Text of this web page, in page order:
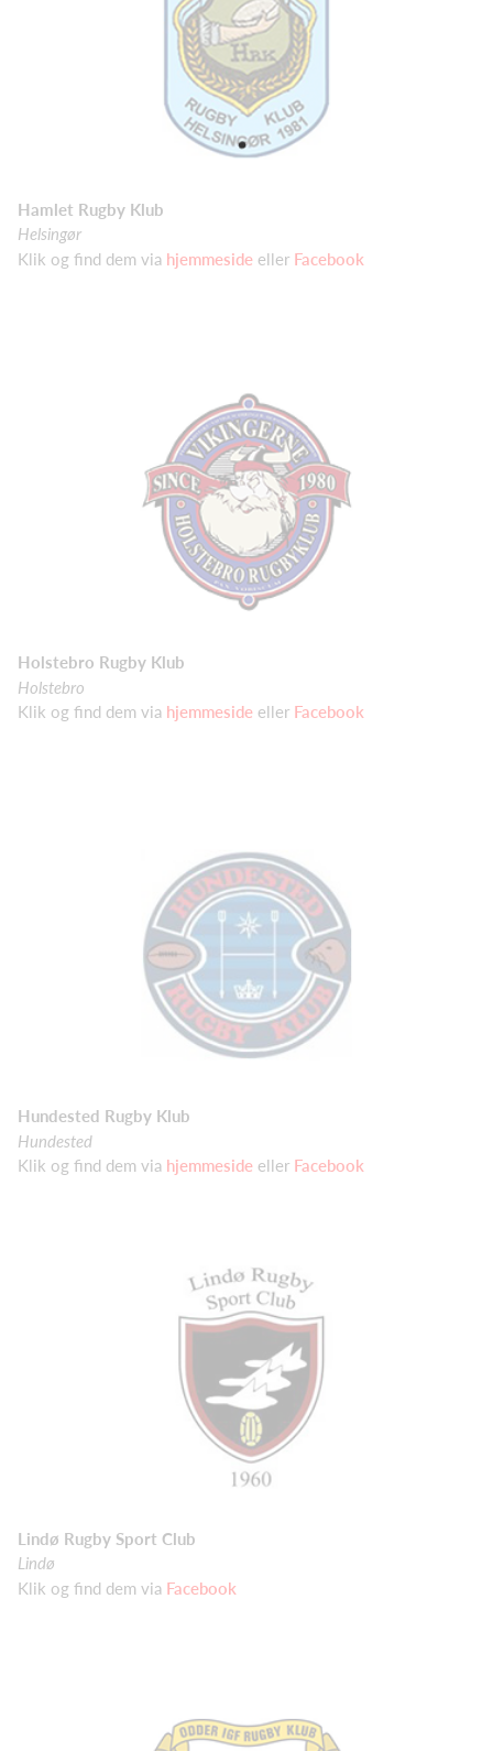
Hamlet Rugby Klub
Helsingør
Klik og find dem via hjemmeside eller Facebook
Holstebro Rugby Klub
Holstebro
Klik og find dem via hjemmeside eller Facebook
Hundested Rugby Klub
Hundested
Klik og find dem via hjemmeside eller Facebook
Lindø Rugby Sport Club
Lindø
Klik og find dem via Facebook